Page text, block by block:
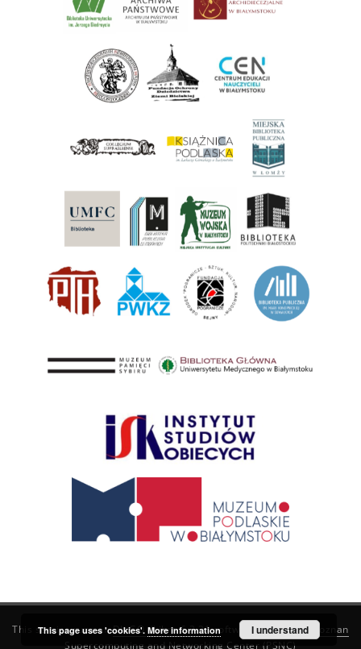
This service runs onDInGO dLibra 6.3.21software created by
Poznan
Supercomputing and Networking Center (PSNC)
This page uses 'cookies'. More information I understand